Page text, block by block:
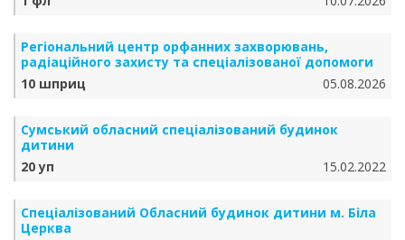
Регіональний центр орфанних захворювань,
радіаційного захисту та спеціалізованої допомоги
10 шприц
05.08.2026
Сумський обласний спеціалізований будинок
дитини
20 уп
15.02.2022
Спеціалізований Обласний будинок дитини м. Біла
Церква